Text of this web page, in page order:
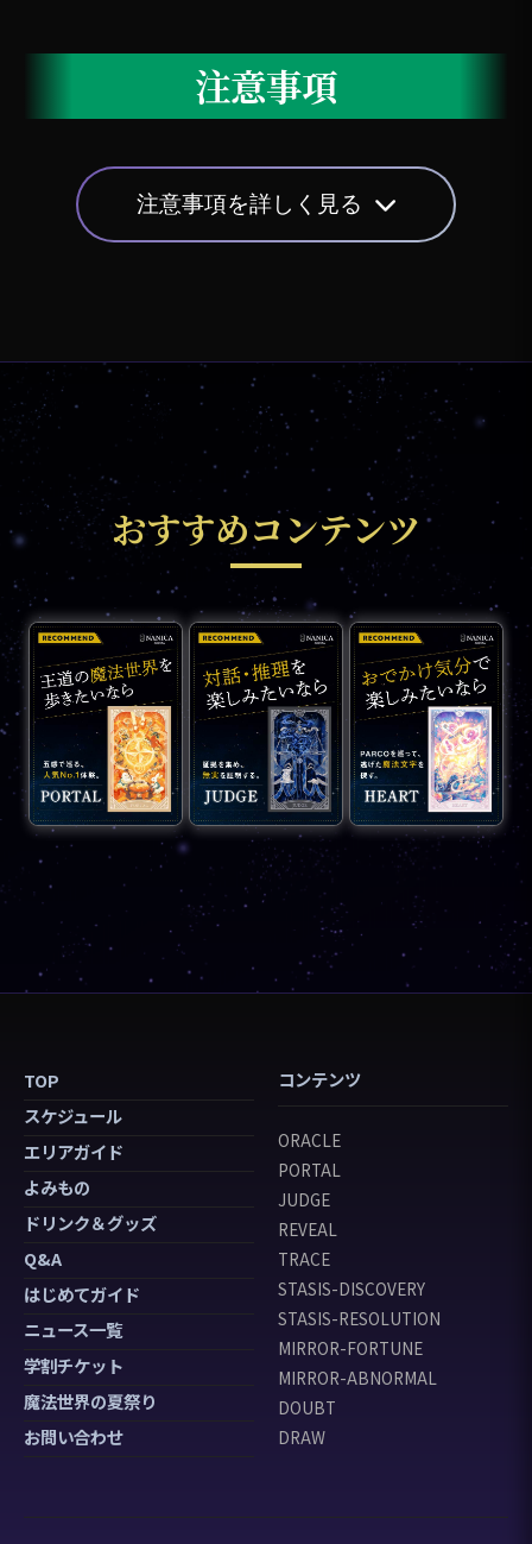
注意事項
注意事項を詳しく見る
おすすめコンテンツ
TOP
スケジュール
エリアガイド
よみもの
ドリンク＆グッズ
Q&A
はじめてガイド
ニュース一覧
学割チケット
魔法世界の夏祭り
お問い合わせ
コンテンツ
ORACLE
PORTAL
JUDGE
REVEAL
TRACE
STASIS-DISCOVERY
STASIS-RESOLUTION
MIRROR-FORTUNE
MIRROR-ABNORMAL
DOUBT
DRAW